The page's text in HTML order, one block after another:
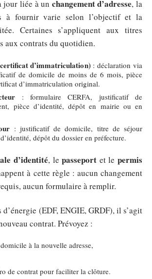
jour liée à un changement d’adresse, la
à fournir varie selon l’objectif et la
Certaines s’appliquent aux titres
aux contrats du quotidien.
d’immatriculation): déclaration via
de domicile de moins de 6 mois, pièce
d’immatriculation original.
: formulaire CERFA, justificatif de
pièce d’identité, dépôt en mairie ou en
: justificatif de domicile, titre de séjour
dépôt du dossier en préfecture.
d’identité, lepasseport et le permis
à cette règle : aucun changement
aucun formulaire à remplir.
(EDF, ENGIE, GRDF), il s’agit
contrat. Prévoyez :
à la nouvelle adresse,
de contrat pour faciliter la clôture.